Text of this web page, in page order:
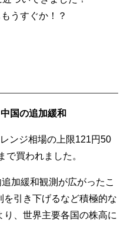
うすぐか！？
国の追加緩和
ンジ相場の上限121円50
買われました。
加緩和観測が広がったこ
を引き下げるなど積極的な
、世界主要各国の株高に